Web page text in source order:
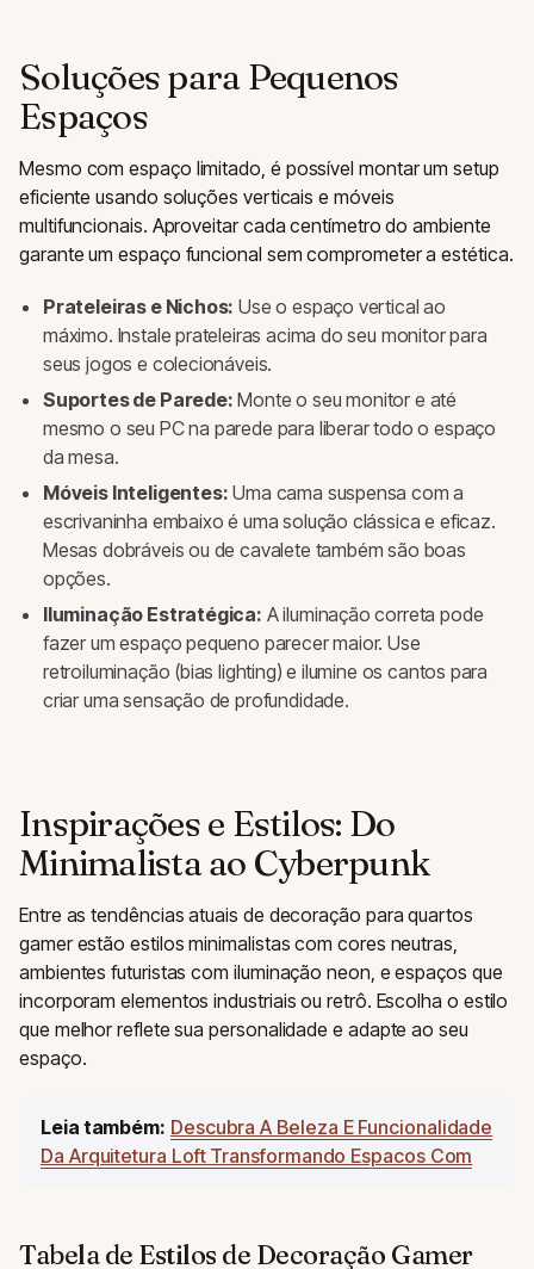
Soluções para Pequenos
Espaços
Mesmo com espaço limitado, é possível montar um setup
eficiente usando soluções verticais e móveis
multifuncionais. Aproveitar cada centímetro do ambiente
garante um espaço funcional sem comprometer a estética.
Prateleiras e Nichos: Use o espaço vertical ao
máximo. Instale prateleiras acima do seu monitor para
seus jogos e colecionáveis.
Suportes de Parede: Monte o seu monitor e até
mesmo o seu PC na parede para liberar todo o espaço
da mesa.
Móveis Inteligentes: Uma cama suspensa com a
escrivaninha embaixo é uma solução clássica e eficaz.
Mesas dobráveis ou de cavalete também são boas
opções.
Iluminação Estratégica: A iluminação correta pode
fazer um espaço pequeno parecer maior. Use
retroiluminação (bias lighting) e ilumine os cantos para
criar uma sensação de profundidade.
Inspirações e Estilos: Do
Minimalista ao Cyberpunk
Entre as tendências atuais de decoração para quartos
gamer estão estilos minimalistas com cores neutras,
ambientes futuristas com iluminação neon, e espaços que
incorporam elementos industriais ou retrô. Escolha o estilo
que melhor reflete sua personalidade e adapte ao seu
espaço.
Leia também: Descubra A Beleza E Funcionalidade
Da Arquitetura Loft Transformando Espacos Com
Tabela de Estilos de Decoração Gamer